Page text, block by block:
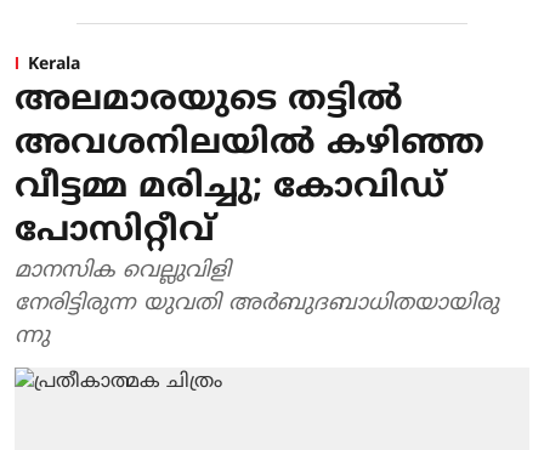
Kerala
അലമാരയുടെ തട്ടിൽ
അവശനിലയിൽ കഴിഞ്ഞ
വീട്ടമ്മ മരിച്ചു; കോവിഡ്
പോസിറ്റീവ്
മാനസിക വെല്ലുവിളി
നേരിട്ടിരുന്ന യുവതി അർബുദബാധിതയായിരു
ന്നു